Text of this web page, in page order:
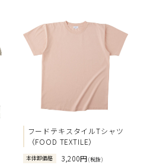
フードテキスタイルTシャツ
（FOOD TEXTILE）
本体卸価格 3,200円(税抜)